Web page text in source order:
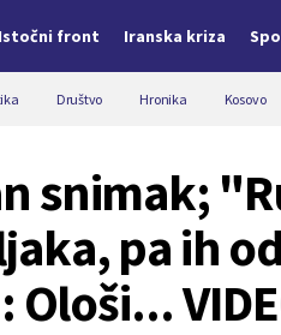
Istočni front Iranska kriza
Društvo Hronika Kosovo
snimak;
pa ih